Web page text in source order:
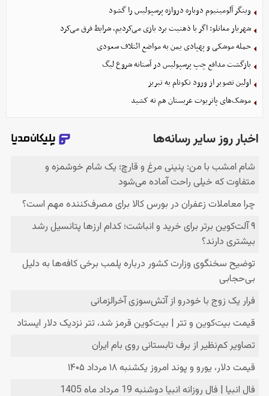
وینگر آلومینیوم دوباره دروازه پرسپولیس را گشود
شهریار مغانلو: اگر با ذهنیت برد بازی می‌کردیم، شرایط فرق می‌کرد
حمله موشکی و پهپادی یمن به مواضع ائتلاف سعودی
بازگشت مدافع چپ پرسپولیس در آستانه شروع لیگ
اولین تصویر از ورود نکونام به تبریز
موشک‌های پاتریوت عربستان هم ته‌ کشید